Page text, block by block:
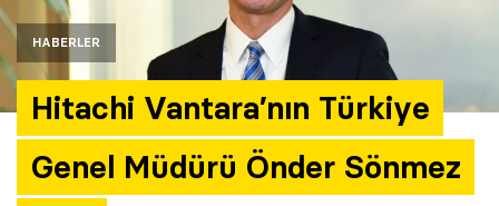
HABERLER
Hitachi Vantara’nın Türkiye
Genel Müdürü Önder Sönmez